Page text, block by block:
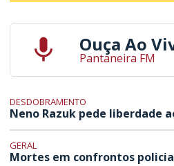
Ouça Ao
Pantaneira FM
DESDOBRAMENTO
Neno Razuk pede liberdade
GERAL
Mortes em confrontos